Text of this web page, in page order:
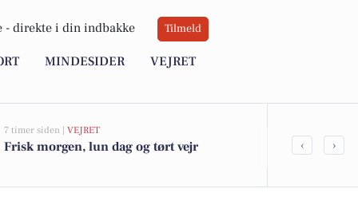
- direkte i din indbakke Tilmeld
MINDESIDER VEJRET
7 timer siden | VEJRET
Frisk morgen, lun dag og tørt vejr ‹ ›